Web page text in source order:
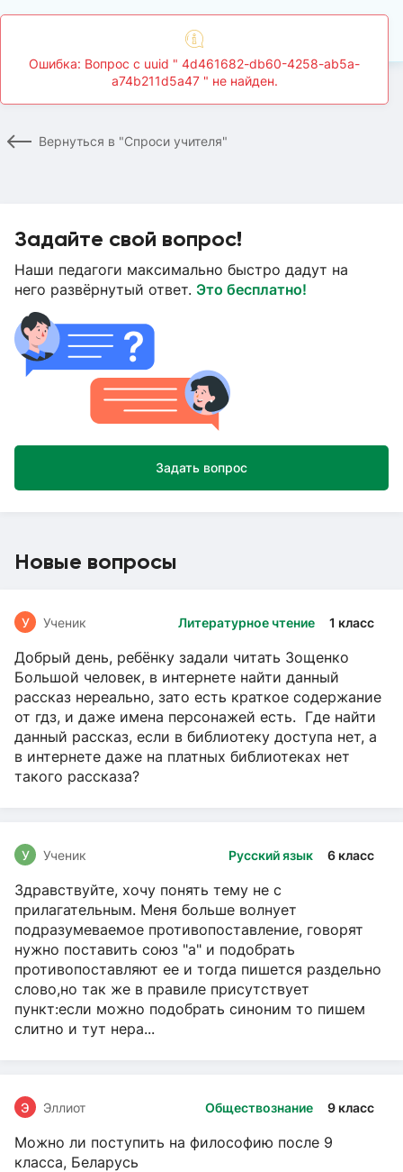
Спроси учителя Страница вопроса
Вернуться в "Спроси учителя"
Задайте свой вопрос!
Наши педагоги максимально быстро дадут на
него развёрнутый ответ. Это бесплатно!
Задать вопрос
Новые вопросы
Литературное чтение 1 класс
У Ученик
Добрый день, ребёнку задали читать Зощенко
Большой человек, в интернете найти данный
рассказ нереально, зато есть краткое содержание
от гдз, и даже имена персонажей есть. Где найти
данный рассказ, если в библиотеку доступа нет, а
в интернете даже на платных библиотеках нет
такого рассказа?
Русский язык 6 класс
У Ученик
Здравствуйте, хочу понять тему не с
прилагательным. Меня больше волнует
подразумеваемое противопоставление, говорят
нужно поставить союз "а" и подобрать
противопоставляют ее и тогда пишется раздельно
слово,но так же в правиле присутствует
пункт:если можно подобрать синоним то пишем
слитно и тут нера...
Обществознание 9 класс
Э Эллиот
Можно ли поступить на философию после 9
класса, Беларусь